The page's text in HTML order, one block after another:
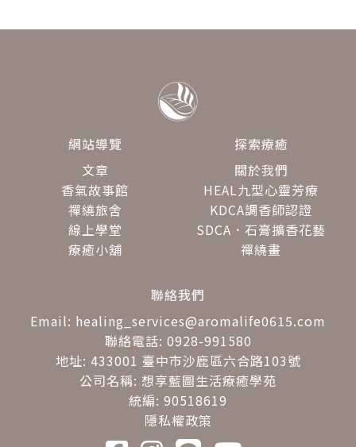
網站導覽
文章
香氣故事館
禪繞旅舍
線上學堂
療癒小舖
探索療癒
關於我們
HEAL九型心靈芳療
KDCA調香師認證
SDCA．石膏擴香花藝
禪繞畫
聯絡我們
Email: healing_services@aromalife0615.com
聯絡電話: 0928-991580
地址: 433001 臺中市沙鹿區六合路103號
公司名稱: 想享藍圖生活療癒學苑
統編: 90518619
隱私權政策